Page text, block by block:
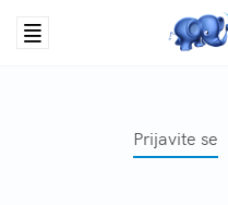
Prijavite se